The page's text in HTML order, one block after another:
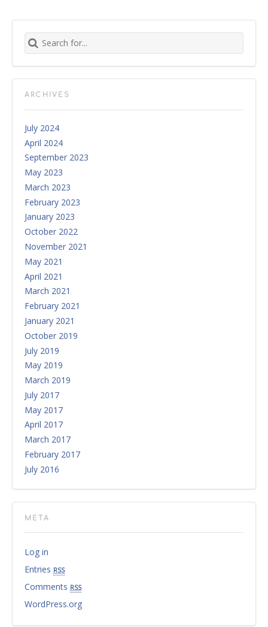
Search for:
ARCHIVES
July 2024
April 2024
September 2023
May 2023
March 2023
February 2023
January 2023
October 2022
November 2021
May 2021
April 2021
March 2021
February 2021
January 2021
October 2019
July 2019
May 2019
March 2019
July 2017
May 2017
April 2017
March 2017
February 2017
July 2016
META
Log in
Entries rss
Comments rss
WordPress.org